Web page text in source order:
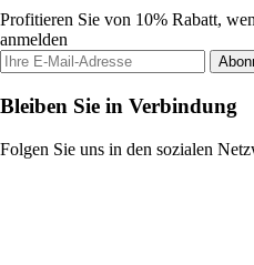
Profitieren Sie von 10% Rabatt,
anmelden
Bleiben Sie in Verbindung
Folgen Sie uns in den sozialen